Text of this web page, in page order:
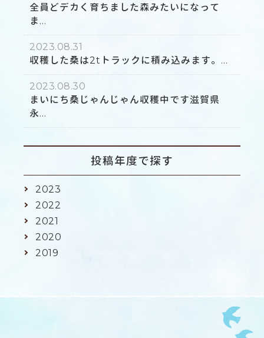
全員どデカく育ちました森みたいになって
ま...
2023.08.31
収穫した桑は2tトラックに積み込みます。...
2023.08.30
まいにち桑じゃんじゃん収穫中です滋賀県
永...
投稿年度で探す
2023
2022
2021
2020
2019